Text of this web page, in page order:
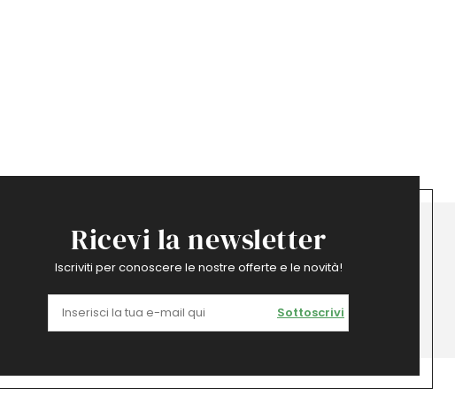
Ricevi la newsletter
Iscriviti per conoscere le nostre offerte e le novità!
Sottoscrivi